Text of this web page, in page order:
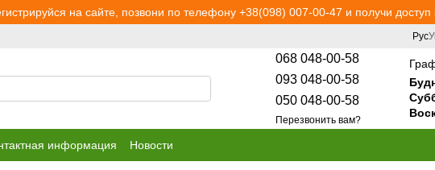
на сайте, позвони по телефону +38(098) 007-00-47 и получи
Рус
068 048-00-58
093 048-00-58
050 048-00-58
Перезвонить вам?
информация Новости